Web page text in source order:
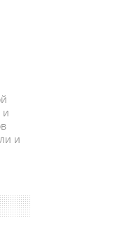
и
и